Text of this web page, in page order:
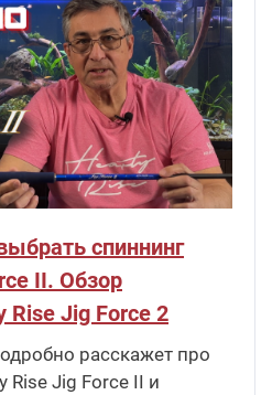
спиннинг
II. Обзор
Rise Jig Force 2
расскажет про
Jig Force II и